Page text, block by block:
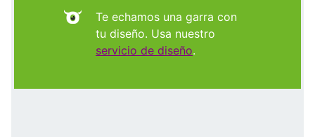
Te echamos una garra con
tu diseño. Usa nuestro
servicio de diseño.